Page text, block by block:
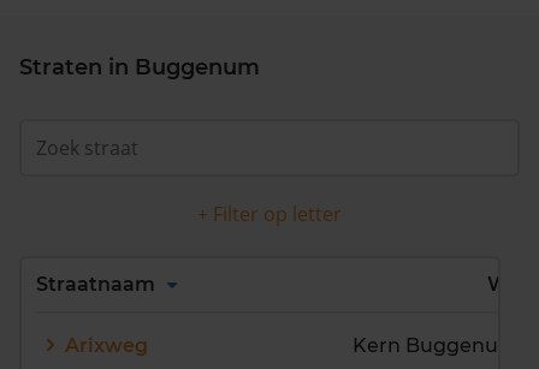
Straten in Buggenum
+ Filter op letter
Alles
L
Straatnaam Wijk
Arixweg